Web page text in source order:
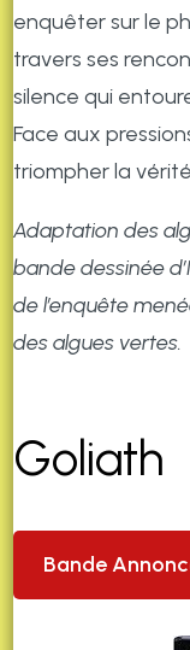
enquêter sur le
travers ses
silence qui
Face aux
triompher la
Adaptation des
bande dessinée
de l’enquête
des algues vertes.
Goliath
Bande